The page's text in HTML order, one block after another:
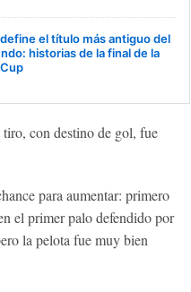
el título más antiguo del
historias de la final de la
con destino de gol, fue
para aumentar: primero
el primer palo defendido por
la pelota fue muy bien